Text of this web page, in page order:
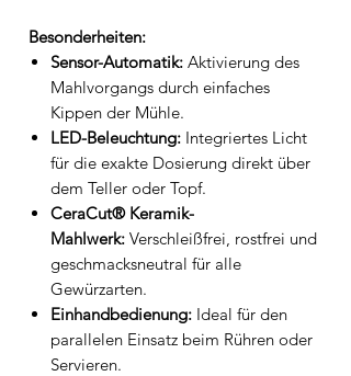
Besonderheiten:
Sensor-Automatik: Aktivierung des
Mahlvorgangs durch einfaches
Kippen der Mühle.
LED-Beleuchtung: Integriertes Licht
für die exakte Dosierung direkt über
dem Teller oder Topf.
CeraCut® Keramik-
Mahlwerk: Verschleißfrei, rostfrei und
geschmacksneutral für alle
Gewürzarten.
Einhandbedienung: Ideal für den
parallelen Einsatz beim Rühren oder
Servieren.